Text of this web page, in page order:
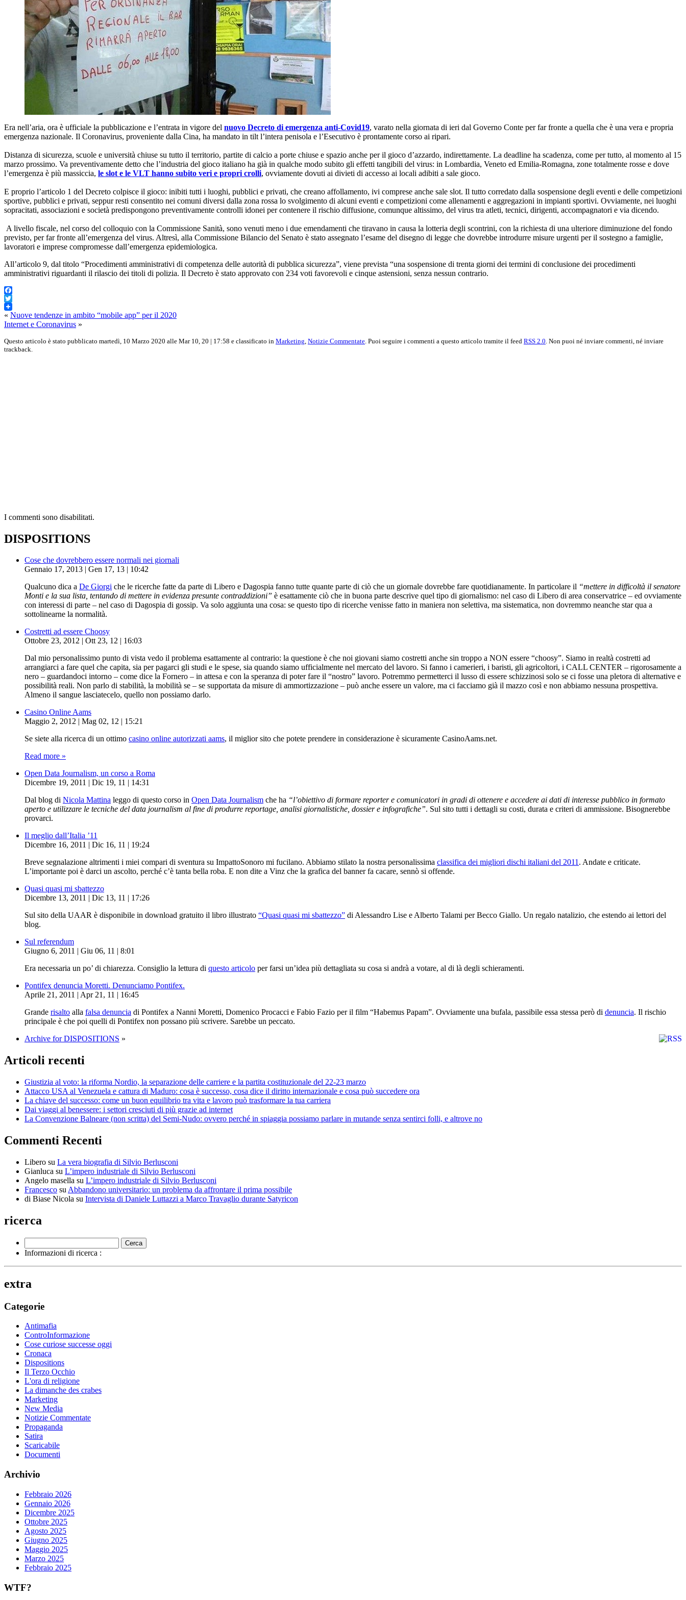
Era nell’aria, ora è ufficiale la pubblicazione e l’entrata in vigore del nuovo Decreto di emergenza anti-Covid19, varato nella giornata di ieri dal Governo Conte per far fronte a quella che è una vera e propria
emergenza nazionale. Il Coronavirus, proveniente dalla Cina, ha mandato in tilt l’intera penisola e l’Esecutivo è prontamente corso ai ripari.
Distanza di sicurezza, scuole e università chiuse su tutto il territorio, partite di calcio a porte chiuse e spazio anche per il gioco d’azzardo, indirettamente. La deadline ha scadenza, come per tutto, al momento al 15
marzo prossimo. Va preventivamente detto che l’industria del gioco italiano ha già in qualche modo subito gli effetti tangibili del virus: in Lombardia, Veneto ed Emilia-Romagna, zone totalmente rosse e dove
l’emergenza è più massiccia, le slot e le VLT hanno subito veri e propri crolli, ovviamente dovuti ai divieti di accesso ai locali adibiti a sale gioco.
E proprio l’articolo 1 del Decreto colpisce il gioco: inibiti tutti i luoghi, pubblici e privati, che creano affollamento, ivi comprese anche sale slot. Il tutto corredato dalla sospensione degli eventi e delle competizioni
sportive, pubblici e privati, seppur resti consentito nei comuni diversi dalla zona rossa lo svolgimento di alcuni eventi e competizioni come allenamenti e aggregazioni in impianti sportivi. Ovviamente, nei luoghi
sopracitati, associazioni e società predispongono preventivamente controlli idonei per contenere il rischio diffusione, comunque altissimo, del virus tra atleti, tecnici, dirigenti, accompagnatori e via dicendo.
A livello fiscale, nel corso del colloquio con la Commissione Sanità, sono venuti meno i due emendamenti che tiravano in causa la lotteria degli scontrini, con la richiesta di una ulteriore diminuzione del fondo
previsto, per far fronte all’emergenza del virus. Altresì, alla Commissione Bilancio del Senato è stato assegnato l’esame del disegno di legge che dovrebbe introdurre misure urgenti per il sostegno a famiglie,
lavoratori e imprese compromesse dall’emergenza epidemiologica.
All’articolo 9, dal titolo “Procedimenti amministrativi di competenza delle autorità di pubblica sicurezza”, viene prevista “una sospensione di trenta giorni dei termini di conclusione dei procedimenti
amministrativi riguardanti il rilascio dei titoli di polizia. Il Decreto è stato approvato con 234 voti favorevoli e cinque astensioni, senza nessun contrario.
Facebook
Twitter
« Nuove tendenze in ambito “mobile app” per il 2020
Internet e Coronavirus »
Questo articolo è stato pubblicato martedì, 10 Marzo 2020 alle Mar 10, 20 | 17:58 e classificato in Marketing Notizie Commentate . Puoi seguire i commenti a questo articolo tramite il feed RSS 2.0 . Non puoi né inviare commenti, né inviare
trackback.
I commenti sono disabilitati.
DISPOSITIONS
Cose che dovrebbero essere normali nei giornali
Gennaio 17, 2013 | Gen 17, 13 | 10:42
Qualcuno dica a De Giorgi che le ricerche fatte da parte di Libero e Dagospia fanno tutte quante parte di ciò che un giornale dovrebbe fare quotidianamente. In particolare il “mettere in difficoltà il senatore
Monti e la sua lista, tentando di mettere in evidenza presunte contraddizioni” è esattamente ciò che in buona parte descrive quel tipo di giornalismo: nel caso di Libero di area conservatrice – ed ovviamente
con interessi di parte – nel caso di Dagospia di gossip. Va solo aggiunta una cosa: se questo tipo di ricerche venisse fatto in maniera non selettiva, ma sistematica, non dovremmo neanche star qua a
sottolinearne la normalità.
Costretti ad essere Choosy
Ottobre 23, 2012 | Ott 23, 12 | 16:03
Dal mio personalissimo punto di vista vedo il problema esattamente al contrario: la questione è che noi giovani siamo costretti anche sin troppo a NON essere “choosy”. Siamo in realtà costretti ad
arrangiarci a fare quel che capita, sia per pagarci gli studi e le spese, sia quando siamo ufficialmente nel mercato del lavoro. Si fanno i camerieri, i baristi, gli agricoltori, i CALL CENTER – rigorosamente a
nero – guardandoci intorno – come dice la Fornero – in attesa e con la speranza di poter fare il “nostro” lavoro. Potremmo permetterci il lusso di essere schizzinosi solo se ci fosse una pletora di alternative e
possibilità reali. Non parlo di stabilità, la mobilità se – se supportata da misure di ammortizzazione – può anche essere un valore, ma ci facciamo già il mazzo così e non abbiamo nessuna prospettiva.
Almeno il sangue lasciatecelo, quello non possiamo darlo.
Casino Online Aams
Maggio 2, 2012 | Mag 02, 12 | 15:21
Se siete alla ricerca di un ottimo casino online autorizzati aams, il miglior sito che potete prendere in considerazione è sicuramente CasinoAams.net.
Read more »
Open Data Journalism, un corso a Roma
Dicembre 19, 2011 | Dic 19, 11 | 14:31
Dal blog di Nicola Mattina leggo di questo corso in Open Data Journalism che ha “l’obiettivo di formare reporter e comunicatori in gradi di ottenere e accedere ai dati di interesse pubblico in formato
aperto e utilizzare le tecniche del data journalism al fine di produrre reportage, analisi giornalistiche, dossier e infografiche”. Sul sito tutti i dettagli su costi, durata e criteri di ammissione. Bisognerebbe
provarci.
Il meglio dall’Italia ’11
Dicembre 16, 2011 | Dic 16, 11 | 19:24
Breve segnalazione altrimenti i miei compari di sventura su ImpattoSonoro mi fucilano. Abbiamo stilato la nostra personalissima classifica dei migliori dischi italiani del 2011. Andate e criticate.
L’importante poi è darci un ascolto, perché c’è tanta bella roba. E non dite a Vinz che la grafica del banner fa cacare, sennò si offende.
Quasi quasi mi sbattezzo
Dicembre 13, 2011 | Dic 13, 11 | 17:26
Sul sito della UAAR è disponibile in download gratuito il libro illustrato “Quasi quasi mi sbattezzo” di Alessandro Lise e Alberto Talami per Becco Giallo. Un regalo natalizio, che estendo ai lettori del
blog.
Sul referendum
Giugno 6, 2011 | Giu 06, 11 | 8:01
Era necessaria un po’ di chiarezza. Consiglio la lettura di questo articolo per farsi un’idea più dettagliata su cosa si andrà a votare, al di là degli schieramenti.
Pontifex denuncia Moretti. Denunciamo Pontifex.
Aprile 21, 2011 | Apr 21, 11 | 16:45
Grande risalto alla falsa denuncia di Pontifex a Nanni Moretti, Domenico Procacci e Fabio Fazio per il film “Habemus Papam”. Ovviamente una bufala, passibile essa stessa però di denuncia. Il rischio
principale è che poi quelli di Pontifex non possano più scrivere. Sarebbe un peccato.
Archive for DISPOSITIONS »
Articoli recenti
Giustizia al voto: la riforma Nordio, la separazione delle carriere e la partita costituzionale del 22-23 marzo
Attacco USA al Venezuela e cattura di Maduro: cosa è successo, cosa dice il diritto internazionale e cosa può succedere ora
La chiave del successo: come un buon equilibrio tra vita e lavoro può trasformare la tua carriera
Dai viaggi al benessere: i settori cresciuti di più grazie ad internet
La Convenzione Balneare (non scritta) del Semi-Nudo: ovvero perché in spiaggia possiamo parlare in mutande senza sentirci folli, e altrove no
Commenti Recenti
Libero su La vera biografia di Silvio Berlusconi
Gianluca su L’impero industriale di Silvio Berlusconi
Angelo masella su L’impero industriale di Silvio Berlusconi
Francesco su Abbandono universitario: un problema da affrontare il prima possibile
di Biase Nicola su Intervista di Daniele Luttazzi a Marco Travaglio durante Satyricon
ricerca
Informazioni di ricerca :
extra
Categorie
Antimafia
ControInformazione
Cose curiose successe oggi
Cronaca
Dispositions
Il Terzo Occhio
L'ora di religione
La dimanche des crabes
Marketing
New Media
Notizie Commentate
Propaganda
Satira
Scaricabile
Documenti
Archivio
Febbraio 2026
Gennaio 2026
Dicembre 2025
Ottobre 2025
Agosto 2025
Giugno 2025
Maggio 2025
Marzo 2025
Febbraio 2025
WTF?